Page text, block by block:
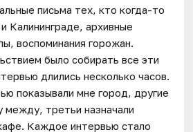
письма тех, кто когда-то
Калининграде, архивные
воспоминания горожан.
было собирать все эти
длились несколько часов.
показывали мне город, другие
между, третьи назначали
Каждое интервью стало